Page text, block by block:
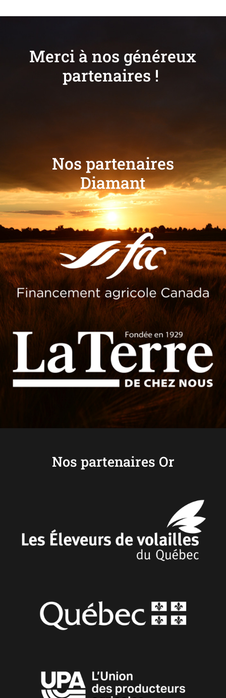
Merci à nos généreux
partenaires !
Nos partenaires
Diamant
Nos partenaires Or